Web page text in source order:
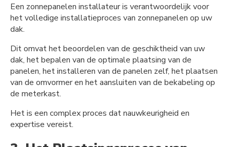
Een zonnepanelen installateur is verantwoordelijk voor
het volledige installatieproces van zonnepanelen op uw
dak.
Dit omvat het beoordelen van de geschiktheid van uw
dak, het bepalen van de optimale plaatsing van de
panelen, het installeren van de panelen zelf, het plaatsen
van de omvormer en het aansluiten van de bekabeling op
de meterkast.
Het is een complex proces dat nauwkeurigheid en
expertise vereist.